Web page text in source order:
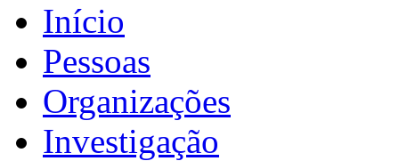
Início
Pessoas
Organizações
Investigação